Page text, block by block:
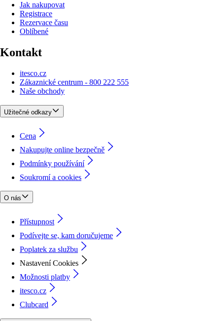
Jak nakupovat
Registrace
Rezervace času
Oblíbené
Kontakt
itesco.cz
Zákaznické centrum - 800 222 555
Naše obchody
Užitečné odkazy
Cena
Nakupujte online bezpečně
Podmínky používání
Soukromí a cookies
O nás
Přístupnost
Podívejte se, kam doručujeme
Poplatek za službu
Nastavení Cookies
Možnosti platby
itesco.cz
Clubcard